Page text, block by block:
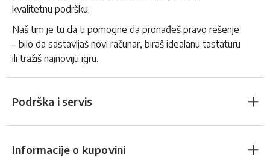
kvalitetnu podršku.
Naš tim je tu da ti pomogne da pronađeš pravo rešenje
– bilo da sastavljaš novi računar, biraš idealanu tastaturu
ili tražiš najnoviju igru.
Podrška i servis
Informacije o kupovini